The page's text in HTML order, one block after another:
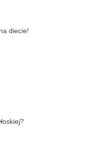
diecie!